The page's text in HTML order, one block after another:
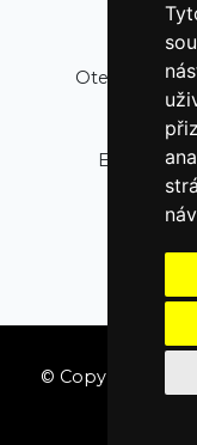
Otevřeno
Email:
© Copyright